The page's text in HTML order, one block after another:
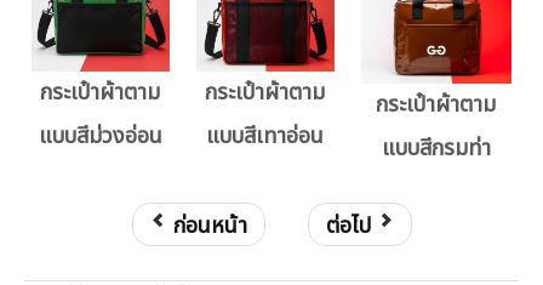
กระเป๋าผ้าตาม
แบบสีม่วงอ่อน
กระเป๋าผ้าตาม
แบบสีเทาอ่อน
กระเป๋าผ้าตาม
แบบสีกรมท่า
ก่อนหน้า ต่อไป